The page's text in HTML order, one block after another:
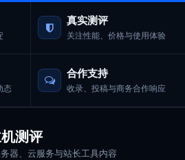
真实测评
关注性能、价格与使用体验
态
合作支持
收录、投稿与商务合作响应
测评
器、云服务与站长工具内容